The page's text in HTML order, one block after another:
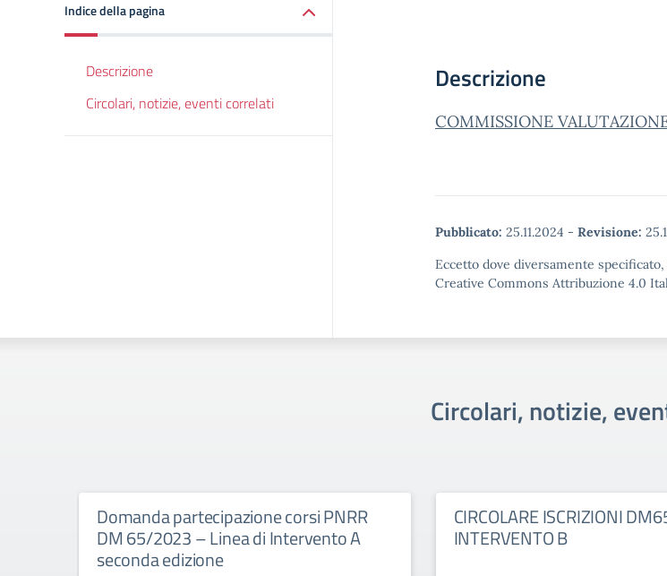
Indice della pagina
Descrizione
Circolari, notizie, eventi correlati
Descrizione
COMMISSIONE
Pubblicato: 25.11.2024 - Revisione:
Eccetto dove diversamente
Creative Commons Attribuzione 4.0
Circolari, notizie,
Domanda partecipazione corsi PNRR
DM 65/2023 – Linea di Intervento A
seconda edizione
CIRCOLARE ISCRIZIONI
INTERVENTO B